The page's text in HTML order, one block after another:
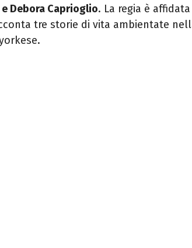
Debora Caprioglio. La regia è
tre storie di vita ambientate